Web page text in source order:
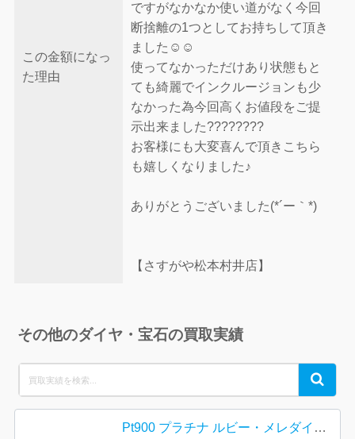
この金額になっ
た理由
ですがなかなか使い道がなく今回
断捨離の1つとしてお持ちして頂き
ました☺️☺️
使ってなかっただけあり状態もと
ても綺麗でインクルージョンも少
なかった為今回高くお値段をご提
示出来ました????????
お客様にも大変喜んで頂きこちら
も嬉しくなりました♪
ありがとうございました(*´ー｀*)
【さすがや松本村井店】
その他のダイヤ・宝石の買取実績
for:
Search
Pt900 プラチナ ルビー・メレダイヤ付きリング【イオン函館上磯店】